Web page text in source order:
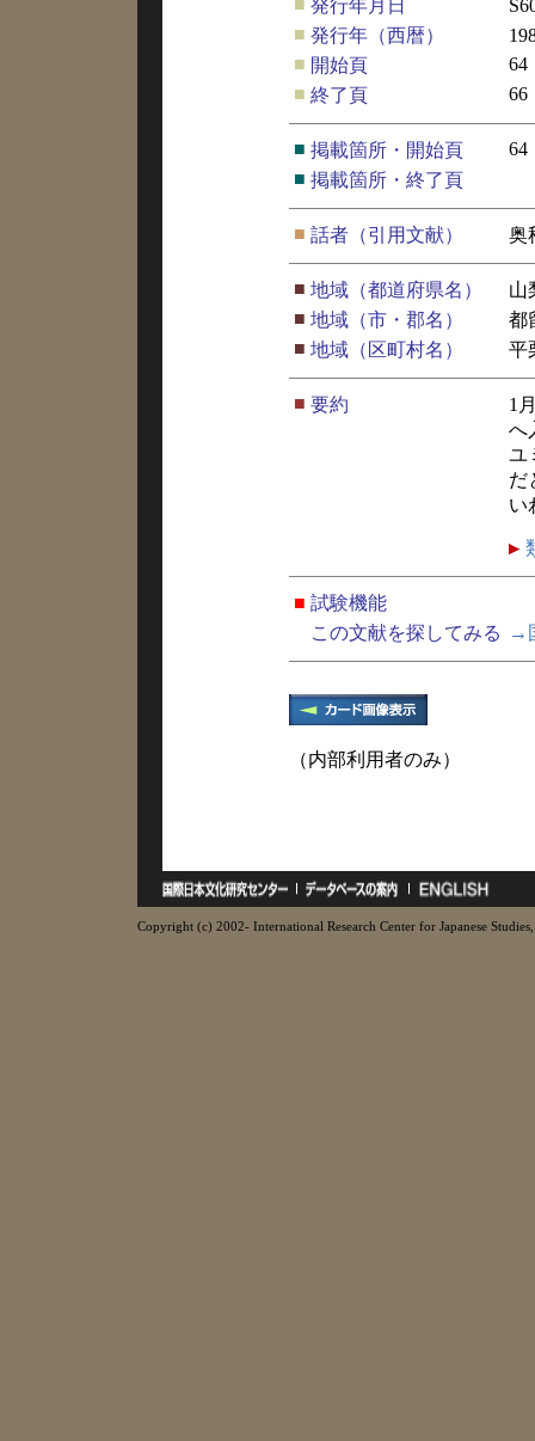
■ 発行年月日
■ 発行年（西暦）
■ 開始頁
64
■ 終了頁 66
■ 掲載箇所・開始頁
64
■ 掲載箇所・終了頁
■ 話者（引用文献） 奥
■ 地域（都道府県名）
山
■ 地域（市・郡名）
都
■ 地域（区町村名） 平
■ 要約
1
へ
ユ
だ
い
■ 試験機能
この文献を探してみる
→
（内部利用者のみ）
Copyright (c) 2002- International Research Center for Japanese